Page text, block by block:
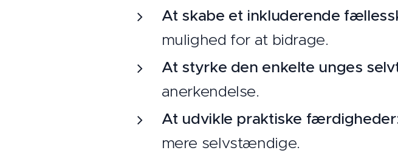
At skabe et inkluderende
mulighed for at bidrage.
At styrke den enkelte unges
anerkendelse.
At udvikle praktiske
mere selvstændige.